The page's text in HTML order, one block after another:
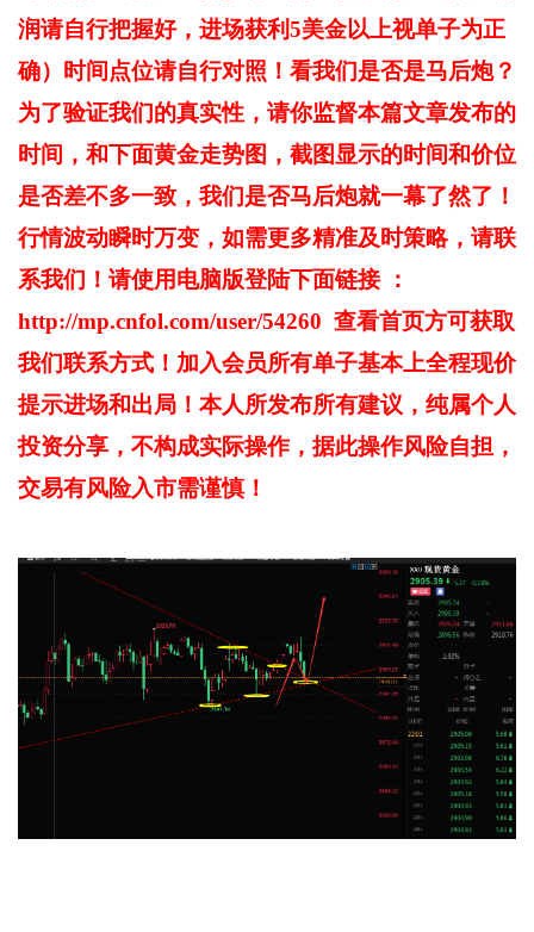
润请自行把握好，进场获利5美金以上视单子为正
确） 时间点位请自行对照！看我们是否是马后炮？
为了验证我们的真实性，请你监督本篇文章发布的
时间，和下面黄金走势图，截图显示的时间和价位
是否差不多一致，我们是否马后炮就一幕了然了！
行情波动瞬时万变，如需更多精准及时策略，请联
系我们！请使用电脑版登陆下面链接 ：
http://mp.cnfol.com/user/54260 查看首页方可获取
我们联系方式！加入会员所有单子基本上全程现价
提示进场和出局！本人所发布所有建议，纯属个人
投资分享，不构成实际操作，据此操作风险自担，
交易有风险入市需谨慎！